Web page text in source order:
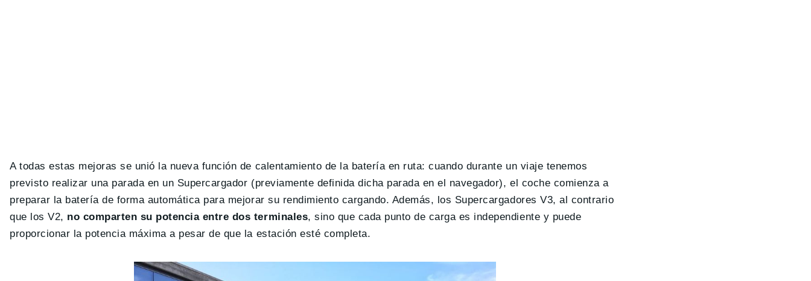
A todas estas mejoras se unió la nueva función de calentamiento de la batería en ruta: cuando durante un viaje tenemos
previsto realizar una parada en un Supercargador (previamente definida dicha parada en el navegador), el coche comienza a
preparar la batería de forma automática para mejorar su rendimiento cargando. Además, los Supercargadores V3, al contrario
que los V2, no comparten su potencia entre dos terminales, sino que cada punto de carga es independiente y puede
proporcionar la potencia máxima a pesar de que la estación esté completa.